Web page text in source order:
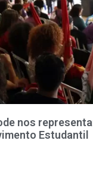
nos
Estudantil